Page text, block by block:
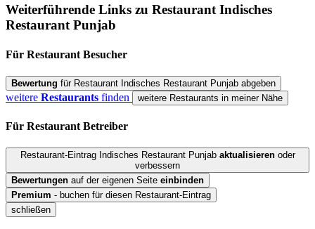
Weiterführende Links zu RestaurantIndisches
Restaurant Punjab
Für Restaurant Besucher
Bewertung für Restaurant Indisches Restaurant Punjab abgeben
weitere Restaurants finden weitere Restaurants in meiner Nähe
Für Restaurant Betreiber
Restaurant-Eintrag Indisches Restaurant Punjab aktualisierenoder
verbessern
Bewertungen auf der eigenen Seite einbinden
Premium - buchen für diesen Restaurant-Eintrag
schließen